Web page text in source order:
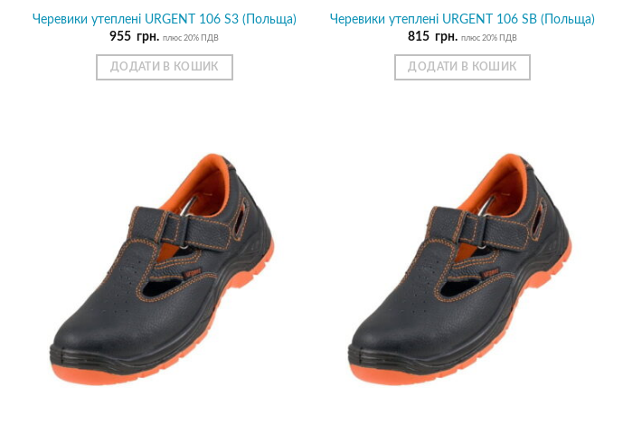
Черевики утеплені URGENT 106 S3 (Польща)
955 грн. плюс 20% ПДВ
ДОДАТИ В КОШИК
Черевики утеплені URGENT 106 SB (Польща)
815 грн. плюс 20% ПДВ
ДОДАТИ В КОШИК